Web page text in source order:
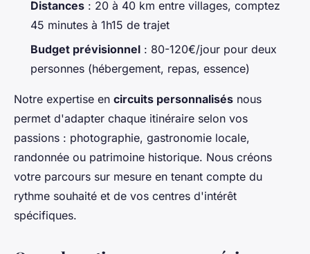
Distances : 20 à 40 km entre villages, comptez
45 minutes à 1h15 de trajet
Budget prévisionnel : 80-120€/jour pour deux
personnes (hébergement, repas, essence)
Notre expertise en circuits personnalisés nous
permet d'adapter chaque itinéraire selon vos
passions : photographie, gastronomie locale,
randonnée ou patrimoine historique. Nous créons
votre parcours sur mesure en tenant compte du
rythme souhaité et de vos centres d'intérêt
spécifiques.